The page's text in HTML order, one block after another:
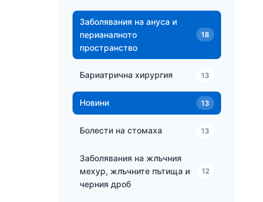
Заболявания на ануса и
перианалното
пространство
18
Бариатрична хирургия 13
Новини 13
Болести на стомаха 13
Заболявания на жлъчния
мехур, жлъчните пътища и
черния дроб
12